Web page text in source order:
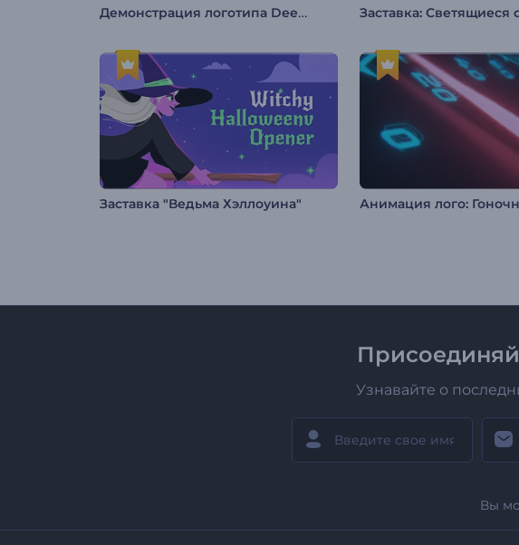
Демонстрация логотипа Deep Forest Заставка: Светящиеся
Заставка "Ведьма Хэллоуина"
Узнавайте о
Вы